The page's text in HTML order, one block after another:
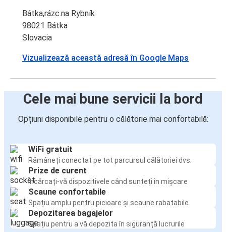
Bátka,rázc.na Rybník
98021 Bátka
Slovacia
Vizualizează această adresă în Google Maps
Cele mai bune servicii la bord
Opțiuni disponibile pentru o călătorie mai confortabilă:
WiFi gratuit
Rămâneți conectat pe tot parcursul călătoriei dvs.
Prize de curent
Încărcați-vă dispozitivele când sunteți în mișcare
Scaune confortabile
Spațiu amplu pentru picioare și scaune rabatabile
Depozitarea bagajelor
Spațiu pentru a vă depozita în siguranță lucrurile